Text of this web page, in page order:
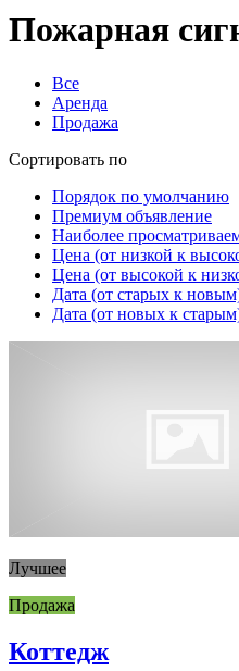
Пожарная
Все
Аренда
Продажа
Сортировать по
Порядок по умолчанию
Премиум объявление
Наиболее
Цена (от низкой к
Цена (от высокой к
Дата (от старых к
Дата (от новых к
Лучшее
Продажа
Коттедж